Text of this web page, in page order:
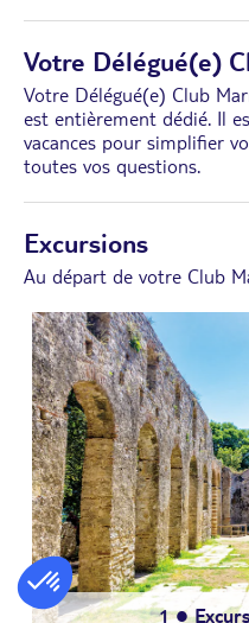
Votre Délégué(e)
Votre Délégué(e) Club
est entièrement dédié. Il
vacances pour simplifier
toutes vos questions.
Excursions
Au départ de votre Club
1●
2● Les jardins du palais
3●
4●
5● Les
6● Croisière dans les
7●
8●